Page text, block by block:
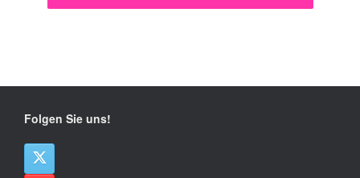
Folgen Sie uns!